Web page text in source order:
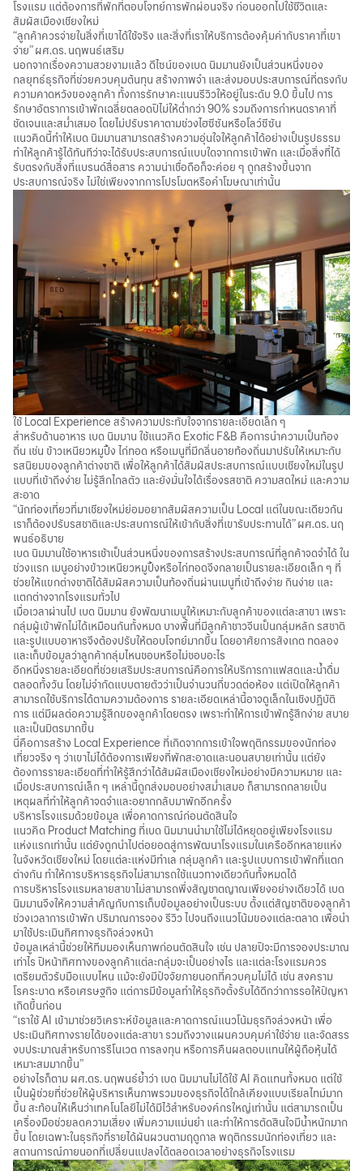
โรงแรม แต่ต้องการที่พักที่ตอบโจทย์การพักผ่อนจริง ก่อนออกไปใช้ชีวิตและ
สัมผัสเมืองเชียงใหม่
“ลูกค้าควรจ่ายในสิ่งที่เขาได้ใช้จริง และสิ่งที่เราให้บริการต้องคุ้มค่ากับราคาที่เขา
จ่าย” ผศ.ดร. นฤพนธ์เสริม
นอกจากเรื่องความสวยงามแล้ว ดีไซน์ของเบด นิมมานยังเป็นส่วนหนึ่งของ
กลยุทธ์ธุรกิจที่ช่วยควบคุมต้นทุน สร้างภาพจำ และส่งมอบประสบการณ์ที่ตรงกับ
ความคาดหวังของลูกค้า ทั้งการรักษาคะแนนรีวิวให้อยู่ในระดับ 9.0 ขึ้นไป การ
รักษาอัตราการเข้าพักเฉลี่ยตลอดปีไม่ให้ต่ำกว่า 90% รวมถึงการกำหนดราคาที่
ชัดเจนและสม่ำเสมอ โดยไม่ปรับราคาตามช่วงไฮซีซันหรือโลว์ซีซัน
แนวคิดนี้ทำให้เบด นิมมานสามารถสร้างความอุ่นใจให้ลูกค้าได้อย่างเป็นรูปธรรม
ทำให้ลูกค้ารู้ได้ทันทีว่าจะได้รับประสบการณ์แบบใดจากการเข้าพัก และเมื่อสิ่งที่ได้
รับตรงกับสิ่งที่แบรนด์สื่อสาร ความน่าเชื่อถือก็จะค่อย ๆ ถูกสร้างขึ้นจาก
ประสบการณ์จริง ไม่ใช่เพียงจากการโปรโมตหรือคำโฆษณาเท่านั้น
ใช้ Local Experience สร้างความประทับใจจากรายละเอียดเล็ก ๆ
สำหรับด้านอาหาร เบด นิมมาน ใช้แนวคิด Exotic F&B คือการนำความเป็นท้อง
ถิ่น เช่น ข้าวเหนียวหมูปิ้ง ไก่ทอด หรือเมนูที่มีกลิ่นอายท้องถิ่นมาปรับให้เหมาะกับ
รสนิยมของลูกค้าต่างชาติ เพื่อให้ลูกค้าได้สัมผัสประสบการณ์แบบเชียงใหม่ในรูป
แบบที่เข้าถึงง่าย ไม่รู้สึกไกลตัว และยังมั่นใจได้เรื่องรสชาติ ความสดใหม่ และความ
สะอาด
“นักท่องเที่ยวที่มาเชียงใหม่ย่อมอยากสัมผัสความเป็น Local แต่ในขณะเดียวกัน
เราก็ต้องปรับรสชาติและประสบการณ์ให้เข้ากับสิ่งที่เขารับประทานได้” ผศ.ดร. นฤ
พนธ์อธิบาย
เบด นิมมานใช้อาหารเช้าเป็นส่วนหนึ่งของการสร้างประสบการณ์ที่ลูกค้าจดจำได้ ใน
ช่วงแรก เมนูอย่างข้าวเหนียวหมูปิ้งหรือไก่ทอดจึงกลายเป็นรายละเอียดเล็ก ๆ ที่
ช่วยให้แขกต่างชาติได้สัมผัสความเป็นท้องถิ่นผ่านเมนูที่เข้าถึงง่าย กินง่าย และ
แตกต่างจากโรงแรมทั่วไป
เมื่อเวลาผ่านไป เบด นิมมาน ยังพัฒนาเมนูให้เหมาะกับลูกค้าของแต่ละสาขา เพราะ
กลุ่มผู้เข้าพักไม่ได้เหมือนกันทั้งหมด บางพื้นที่มีลูกค้าชาวจีนเป็นกลุ่มหลัก รสชาติ
และรูปแบบอาหารจึงต้องปรับให้ตอบโจทย์มากขึ้น โดยอาศัยการสังเกต ทดลอง
และเก็บข้อมูลว่าลูกค้ากลุ่มไหนชอบหรือไม่ชอบอะไร
อีกหนึ่งรายละเอียดที่ช่วยเสริมประสบการณ์คือการให้บริการกาแฟสดและน้ำดื่ม
ตลอดทั้งวัน โดยไม่จำกัดแบบตายตัวว่าเป็นจำนวนกี่ขวดต่อห้อง แต่เปิดให้ลูกค้า
สามารถใช้บริการได้ตามความต้องการ รายละเอียดเหล่านี้อาจดูเล็กในเชิงปฏิบัติ
การ แต่มีผลต่อความรู้สึกของลูกค้าโดยตรง เพราะทำให้การเข้าพักรู้สึกง่าย สบาย
และเป็นมิตรมากขึ้น
นี่คือการสร้าง Local Experience ที่เกิดจากการเข้าใจพฤติกรรมของนักท่อง
เที่ยวจริง ๆ ว่าเขาไม่ได้ต้องการเพียงที่พักสะอาดและนอนสบายเท่านั้น แต่ยัง
ต้องการรายละเอียดที่ทำให้รู้สึกว่าได้สัมผัสเมืองเชียงใหม่อย่างมีความหมาย และ
เมื่อประสบการณ์เล็ก ๆ เหล่านี้ถูกส่งมอบอย่างสม่ำเสมอ ก็สามารถกลายเป็น
เหตุผลที่ทำให้ลูกค้าจดจำและอยากกลับมาพักอีกครั้ง
บริหารโรงแรมด้วยข้อมูล เพื่อคาดการณ์ก่อนตัดสินใจ
แนวคิด Product Matching ที่เบด นิมมานนำมาใช้ไม่ได้หยุดอยู่เพียงโรงแรม
แห่งแรกเท่านั้น แต่ยังถูกนำไปต่อยอดสู่การพัฒนาโรงแรมในเครืออีกหลายแห่ง
ในจังหวัดเชียงใหม่ โดยแต่ละแห่งมีทำเล กลุ่มลูกค้า และรูปแบบการเข้าพักที่แตก
ต่างกัน ทำให้การบริหารธุรกิจไม่สามารถใช้แนวทางเดียวกันทั้งหมดได้
การบริหารโรงแรมหลายสาขาไม่สามารถพึ่งสัญชาตญาณเพียงอย่างเดียวได้ เบด
นิมมานจึงให้ความสำคัญกับการเก็บข้อมูลอย่างเป็นระบบ ตั้งแต่สัญชาติของลูกค้า
ช่วงเวลาการเข้าพัก ปริมาณการจอง รีวิว ไปจนถึงแนวโน้มของแต่ละตลาด เพื่อนำ
มาใช้ประเมินทิศทางธุรกิจล่วงหน้า
ข้อมูลเหล่านี้ช่วยให้ทีมมองเห็นภาพก่อนตัดสินใจ เช่น ปลายปีจะมีการจองประมาณ
เท่าไร ปีหน้าทิศทางของลูกค้าแต่ละกลุ่มจะเป็นอย่างไร และแต่ละโรงแรมควร
เตรียมตัวรับมือแบบไหน แม้จะยังมีปัจจัยภายนอกที่ควบคุมไม่ได้ เช่น สงคราม
โรคระบาด หรือเศรษฐกิจ แต่การมีข้อมูลทำให้ธุรกิจตั้งรับได้ดีกว่าการรอให้ปัญหา
เกิดขึ้นก่อน
“เราใช้ AI เข้ามาช่วยวิเคราะห์ข้อมูลและคาดการณ์แนวโน้มธุรกิจล่วงหน้า เพื่อ
ประเมินทิศทางรายได้ของแต่ละสาขา รวมถึงวางแผนควบคุมค่าใช้จ่าย และจัดสรร
งบประมาณสำหรับการรีโนเวต การลงทุน หรือการคืนผลตอบแทนให้ผู้ถือหุ้นได้
เหมาะสมมากขึ้น”
อย่างไรก็ตาม ผศ.ดร. นฤพนธ์ย้ำว่า เบด นิมมานไม่ได้ใช้ AI คิดแทนทั้งหมด แต่ใช้
เป็นผู้ช่วยที่ช่วยให้ผู้บริหารเห็นภาพรวมของธุรกิจได้ใกล้เคียงแบบเรียลไทม์มาก
ขึ้น สะท้อนให้เห็นว่าเทคโนโลยีไม่ได้มีไว้สำหรับองค์กรใหญ่เท่านั้น แต่สามารถเป็น
เครื่องมือช่วยลดความเสี่ยง เพิ่มความแม่นยำ และทำให้การตัดสินใจมีน้ำหนักมาก
ขึ้น โดยเฉพาะในธุรกิจที่รายได้ผันผวนตามฤดูกาล พฤติกรรมนักท่องเที่ยว และ
สถานการณ์ภายนอกที่เปลี่ยนแปลงได้ตลอดเวลาอย่างธุรกิจโรงแรม